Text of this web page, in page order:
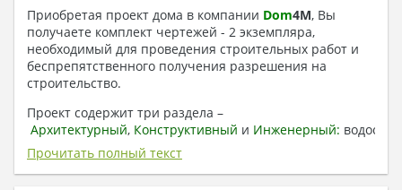
Приобретая проект дома в компании Dom4M, Вы
получаете комплект чертежей - 2 экземпляра,
необходимый для проведения строительных работ и
беспрепятственного получения разрешения на
строительство.
Проект содержит три раздела –
Архитектурный, Конструктивный и Инженерный:
отопление, вентиляция, канализация,
электроснабжение (приобретается за дополнительную
плату) + Пояснительная записка.
Прочитать полный текст